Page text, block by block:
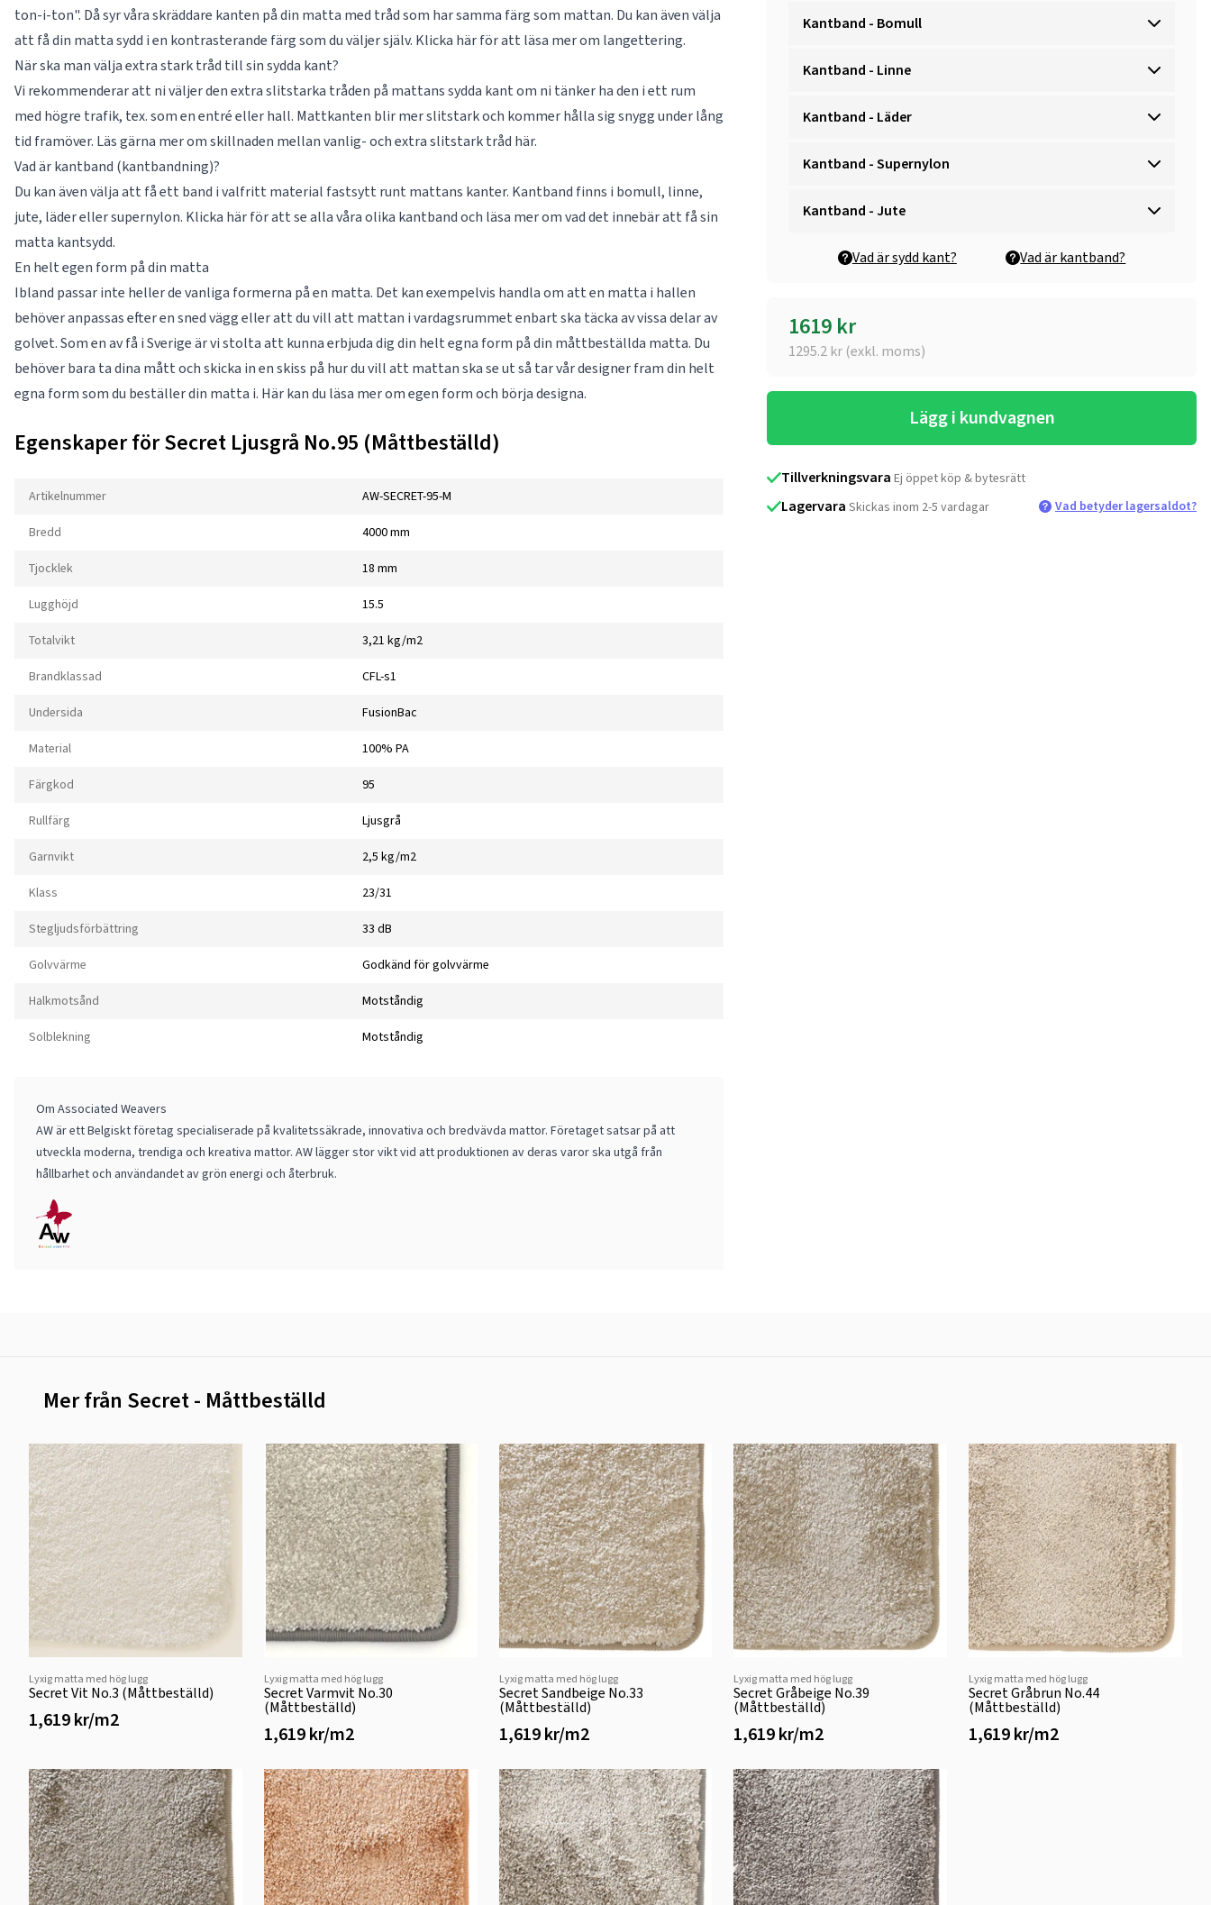
Kantband - Bomull
Kantband - Linne
Kantband - Läder
Kantband - Supernylon
Kantband - Jute
Vad är sydd kant? Vad är kantband?
1619 kr
1295.2kr (exkl. moms)
Lägg i kundvagnen
Tillverkningsvara Ej öppet köp & bytesrätt
Lagervara Skickas inom 2-5 vardagar Vad betyder lagersaldot?
ton-i-ton". Då syr våra skräddare kanten på din matta med tråd som har samma färg som mattan. Du kan även välja
att få din matta sydd i en kontrasterande färg som du väljer själv. Klicka här för att läsa mer om langettering.
När ska man välja extra stark tråd till sin sydda kant?
Vi rekommenderar att ni väljer den extra slitstarka tråden på mattans sydda kant om ni tänker ha den i ett rum
med högre trafik, tex. som en entré eller hall. Mattkanten blir mer slitstark och kommer hålla sig snygg under lång
tid framöver. Läs gärna mer om skillnaden mellan vanlig- och extra slitstark tråd här.
Vad är kantband (kantbandning)?
Du kan även välja att få ett band i valfritt material fastsytt runt mattans kanter. Kantband finns i bomull, linne,
jute, läder eller supernylon. Klicka här för att se alla våra olika kantbandoch läsa mer om vad det innebär att få sin
matta kantsydd.
En helt egen form på din matta
Ibland passar inte heller de vanliga formerna på en matta. Det kan exempelvis handla om att en matta i hallen
behöver anpassas efter en sned vägg eller att du vill att mattan i vardagsrummet enbart ska täcka av vissa delar av
golvet. Som en av få i Sverige är vi stolta att kunna erbjuda dig din helt egna form på din måttbeställda matta. Du
behöver bara ta dina mått och skicka in en skiss på hur du vill att mattan ska se ut så tar vår designer fram din helt
egna form som du beställer din matta i. Här kan du läsa mer omegen formoch börja designa.
Egenskaper för Secret Ljusgrå No.95 (Måttbeställd)
Artikelnummer AW-SECRET-95-M
Bredd 4000 mm
Tjocklek 18 mm
Lugghöjd 15.5
Totalvikt 3,21 kg/m2
Brandklassad CFL-s1
Undersida FusionBac
Material 100% PA
Färgkod 95
Rullfärg Ljusgrå
Garnvikt 2,5 kg/m2
Klass 23/31
Stegljudsförbättring 33 dB
Golvvärme Godkänd för golvvärme
Halkmotsånd Motståndig
Solblekning Motståndig
Om Associated Weavers
AW är ett Belgiskt företag specialiserade på kvalitetssäkrade, innovativa och bredvävda mattor. Företaget satsar på att
utveckla moderna, trendiga och kreativa mattor. AW lägger stor vikt vid att produktionen av deras varor ska utgå från
hållbarhet och användandet av grön energi och återbruk.
Mer från Secret - Måttbeställd
Lyxig matta med hög lugg
Secret Vit No.3 (Måttbeställd)
1,619 kr/m2
Lyxig matta med hög lugg
Secret Varmvit No.30
(Måttbeställd)
1,619 kr/m2
Lyxig matta med hög lugg
Secret Sandbeige No.33
(Måttbeställd)
1,619 kr/m2
Lyxig matta med hög lugg
Secret Gråbeige No.39
(Måttbeställd)
1,619 kr/m2
Lyxig matta med hög lugg
Secret Gråbrun No.44
(Måttbeställd)
1,619 kr/m2